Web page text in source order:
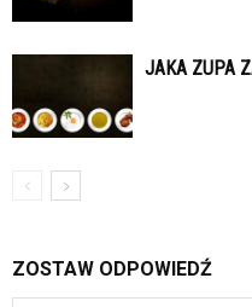
JAKA ZUPA
ZOSTAW ODPOWIEDŹ